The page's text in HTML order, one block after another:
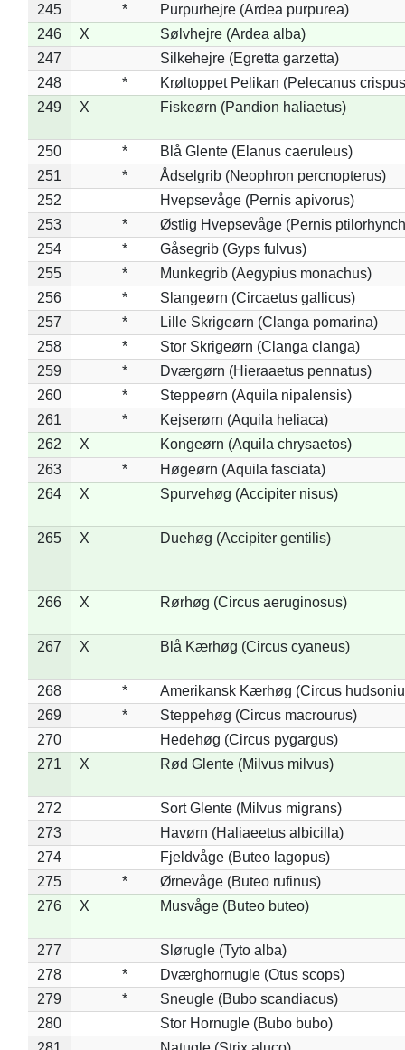
245
*
Purpurhejre (Ardea purpurea)
246
X
Sølvhejre (Ardea alba)
247
Silkehejre (Egretta garzetta)
248
*
Krøltoppet Pelikan (Pelecanus
249
X Fiskeørn (Pandion haliaetus)
250 *
Blå Glente (Elanus caeruleus)
251
*
Ådselgrib (Neophron percnopterus)
252
Hvepsevåge (Pernis apivorus)
253
*
Østlig Hvepsevåge (Pernis
254
*
Gåsegrib (Gyps fulvus)
255
*
Munkegrib (Aegypius monachus)
256
*
Slangeørn (Circaetus gallicus)
257
*
Lille Skrigeørn (Clanga pomarina)
258
*
Stor Skrigeørn (Clanga clanga)
259
*
Dværgørn (Hieraaetus pennatus)
260
*
Steppeørn (Aquila nipalensis)
261
*
Kejserørn (Aquila heliaca)
262
X
Kongeørn (Aquila chrysaetos)
263
*
Høgeørn (Aquila fasciata)
264
X Spurvehøg (Accipiter nisus)
265 X Duehøg (Accipiter gentilis)
266 X Rørhøg (Circus aeruginosus)
267 X Blå Kærhøg (Circus cyaneus)
268 *
Amerikansk Kærhøg (Circus
269
*
Steppehøg (Circus macrourus)
270
Hedehøg (Circus pygargus)
271
X Rød Glente (Milvus milvus)
272
Sort Glente (Milvus migrans)
273
Havørn (Haliaeetus albicilla)
274
Fjeldvåge (Buteo lagopus)
275
*
Ørnevåge (Buteo rufinus)
276
X Musvåge (Buteo buteo)
277
Slørugle (Tyto alba)
278
*
Dværghornugle (Otus scops)
279
*
Sneugle (Bubo scandiacus)
280
Stor Hornugle (Bubo bubo)